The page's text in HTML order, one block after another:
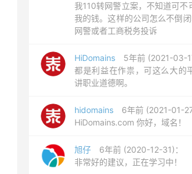
我110转网警立案，不知道可不
我的钱。这样的公司怎么不倒
网警或者工商税务投诉
HiDomains
5年前 (2021-03-
都是利益在作祟，可这么大的
讲职业道德啊。
hidomains
6年前 (2021-01-
HiDomains.com 你好，域名！
旭仔
6年前 (2020-12-31)：
非常好的建议，正在学习中！